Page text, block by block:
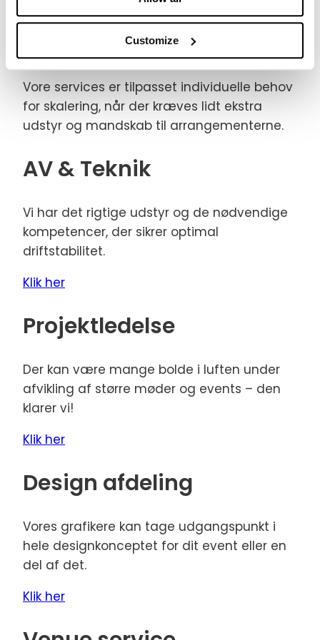
Customize
all-in-one services til
Vore services er tilpasset individuelle behov
for skalering, når der kræves lidt ekstra
udstyr og mandskab til arrangementerne.
AV & Teknik
Vi har det rigtige udstyr og de nødvendige
kompetencer, der sikrer optimal
driftstabilitet.
Klik her
Projektledelse
Der kan være mange bolde i luften under
afvikling af større møder og events – den
klarer vi!
Klik her
Design afdeling
Vores grafikere kan tage udgangspunkt i
hele designkonceptet for dit event eller en
del af det.
Klik her